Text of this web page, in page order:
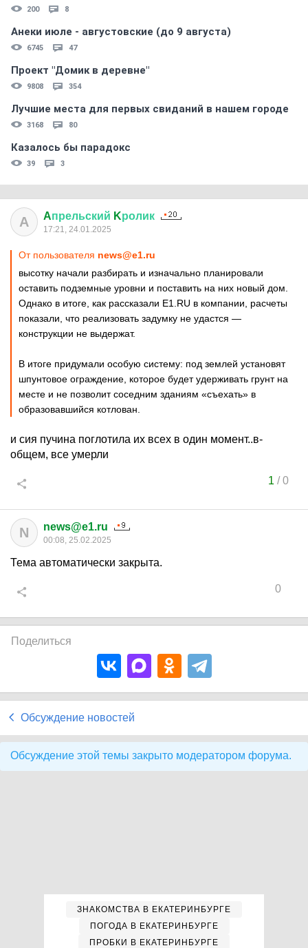
200 8
Анеки июле - августовские (до 9 августа)
6745 47
Проект "Домик в деревне"
9808 354
Лучшие места для первых свиданий в нашем городе
3168 80
Казалось бы парадокс
39 3
A Aпрельский Kролик
17:21, 24.01.2025
От пользователя news@e1.ru
высотку начали разбирать и изначально планировали
оставить подземные уровни и поставить на них новый дом.
Однако в итоге, как рассказали E1.RU в компании, расчеты
показали, что реализовать задумку не удастся —
конструкции не выдержат.
В итоге придумали особую систему: под землей установят
шпунтовое ограждение, которое будет удерживать грунт на
месте и не позволит соседним зданиям «съехать» в
образовавшийся котлован.
и сия пучина поглотила их всех в один момент..в-
общем, все умерли
1 /0
N news@e1.ru
00:08, 25.02.2025
Тема автоматически закрыта.
0
Поделиться
Обсуждение новостей
Обсуждение этой темы закрыто модератором форума.
ЗНАКОМСТВА В ЕКАТЕРИНБУРГЕ
ПОГОДА В ЕКАТЕРИНБУРГЕ
ПРОБКИ В ЕКАТЕРИНБУРГЕ